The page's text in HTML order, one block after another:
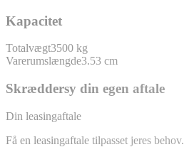
Kapacitet
Totalvægt3500 kg
Varerumslængde3.53 cm
Skræddersy din egen aftale
Din leasingaftale
Få en leasingaftale tilpasset jeres behov.